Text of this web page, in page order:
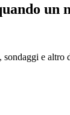
un
e